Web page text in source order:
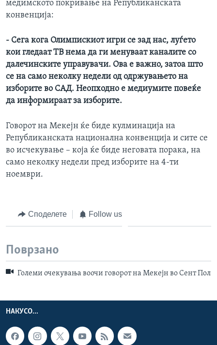
медимското покривање на Републиканската
конвенција:
- Сега кога Олимпискиот игри се зад нас, луѓето
кои гледаат ТВ нема да ги менуваат каналите со
далечинските управувачи. Ова е важно, затоа што
се на само неколку недели ододржувањето на
изборите во САД. Неопходно е медиумите повеќе
да информираат за изборите.
Говорот на Мекејн ќе биде кулминација на
Републиканската национална конвенција и сите се
во исчекување – која ќе биде неговата порака, на
само неколку недели пред изборите на 4-ти
ноември.
Споделете Follow us
Поврзано
Големи очекувања воочи говорот на Мекејн во Сент Пол
НАКУСО...